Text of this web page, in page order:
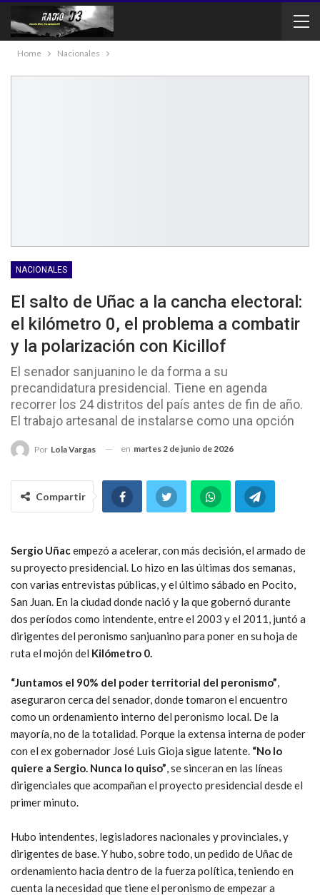
Home Nacionales
NACIONALES
El salto de Uñac a la cancha electoral:
el kilómetro 0, el problema a combatir
y la polarización con Kicillof
El senador sanjuanino le da forma a su
precandidatura presidencial. Tiene en agenda
recorrer los 24 distritos del país antes de fin de año.
El trabajo artesanal de instalarse como una opción
Por Lola Vargas en martes 2 de junio de 2026
Compartir
Sergio Uñacempezó a acelerar, con más decisión, el armado de
su proyecto presidencial. Lo hizo en las últimas dos semanas,
con varias entrevistas públicas, y el último sábado en Pocito,
San Juan. En la ciudad donde nació y la que gobernó durante
dos períodos como intendente, entre el 2003 y el 2011, juntó a
dirigentes del peronismo sanjuanino para poner en su hoja de
ruta el mojón del Kilómetro 0.
“Juntamos el 90% del poder territorial del peronismo”,
aseguraron cerca del senador, donde tomaron el encuentro
como un ordenamiento interno del peronismo local. De la
mayoría, no de la totalidad. Porque la extensa interna de poder
con el ex gobernador José Luis Gioja sigue latente. “No lo
quiere a Sergio. Nunca lo quiso”, se sinceran en las líneas
dirigenciales que acompañan el proyecto presidencial desde el
primer minuto.
Hubo intendentes, legisladores nacionales y provinciales, y
dirigentes de base. Y hubo, sobre todo, un pedido de Uñac de
ordenamiento hacia dentro de la fuerza política, teniendo en
cuenta la necesidad que tiene el peronismo de empezar a